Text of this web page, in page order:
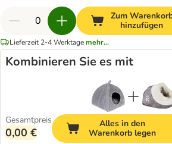
Zum
hinzufügen
Lieferzeit 2-4 Werktagemehr...
Kombinieren Sie es mit
Gesamtpreis
0,00 €
Alles in den
Warenkorb legen